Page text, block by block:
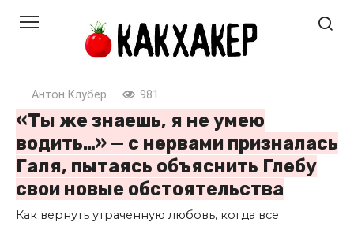
Антон Клубер 981
«Ты же знаешь, я не умею
водить…» — с нервами призналась
Галя, пытаясь объяснить Глебу
свои новые обстоятельства
Как вернуть утраченную любовь, когда все